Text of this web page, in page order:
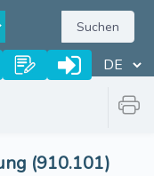
Suchen
(910.101)